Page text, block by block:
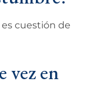
cuestión de
vez en